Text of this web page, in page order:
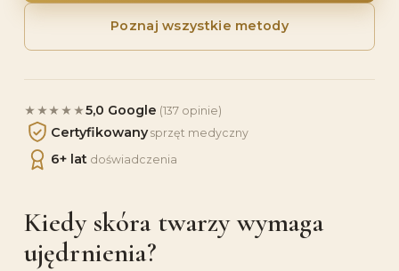
Poznaj wszystkie metody
★★★★★ 5,0 Google (137 opinie)
Certyfikowanysprzęt medyczny
6+ latdoświadczenia
Kiedy skóra twarzy wymaga
ujędrnienia?